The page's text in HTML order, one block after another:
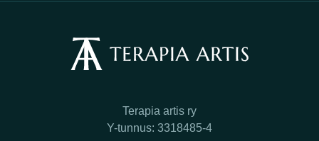
Terapia artis ry
Y-tunnus: 3318485-4